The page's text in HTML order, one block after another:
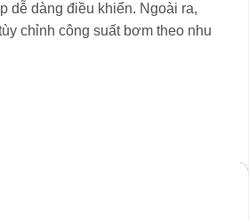
dễ dàng điều khiển. Ngoài ra,
chỉnh công suất bơm theo nhu